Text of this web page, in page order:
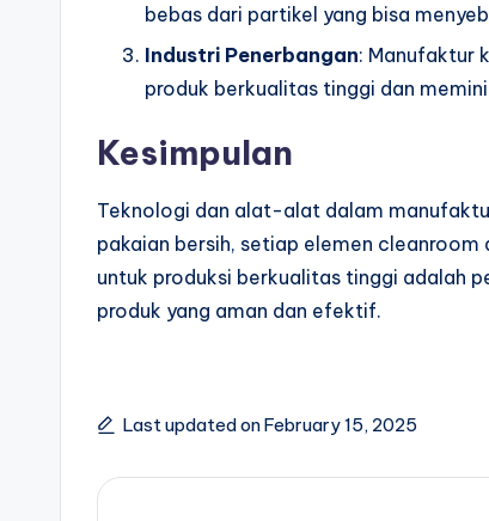
bebas dari partikel yang bisa
Industri Penerbangan: Manufaktur
produk berkualitas tinggi dan
Kesimpulan
Teknologi dan alat-alat dalam
pakaian bersih, setiap elemen
untuk produksi berkualitas tinggi adalah
produk yang aman dan efektif.
Last updated on February 15, 2025